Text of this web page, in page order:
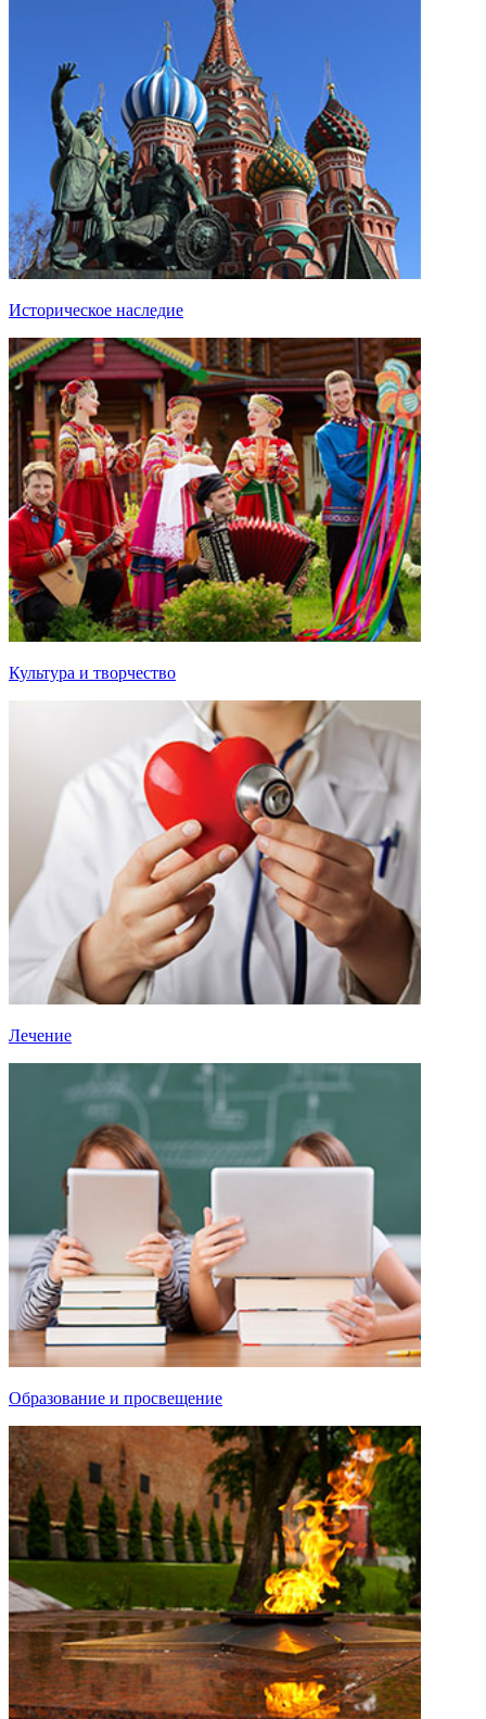
Историческое наследие
Культура и творчество
Лечение
Образование и просвещение